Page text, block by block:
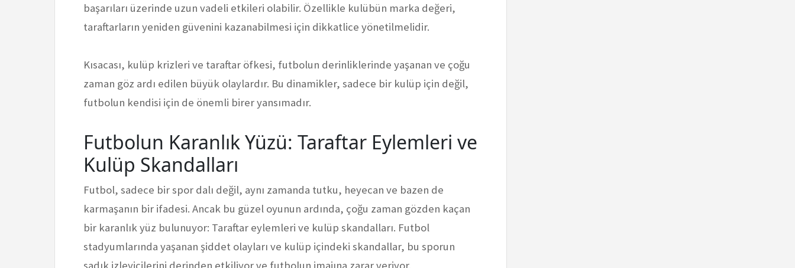
başarıları üzerinde uzun vadeli etkileri olabilir. Özellikle kulübün marka değeri,
taraftarların yeniden güvenini kazanabilmesi için dikkatlice yönetilmelidir.
Kısacası, kulüp krizleri ve taraftar öfkesi, futbolun derinliklerinde yaşanan ve çoğu
zaman göz ardı edilen büyük olaylardır. Bu dinamikler, sadece bir kulüp için değil,
futbolun kendisi için de önemli birer yansımadır.
Futbolun Karanlık Yüzü: Taraftar Eylemleri ve
Kulüp Skandalları
Futbol, sadece bir spor dalı değil, aynı zamanda tutku, heyecan ve bazen de
karmaşanın bir ifadesi. Ancak bu güzel oyunun ardında, çoğu zaman gözden kaçan
bir karanlık yüz bulunuyor: Taraftar eylemleri ve kulüp skandalları. Futbol
stadyumlarında yaşanan şiddet olayları ve kulüp içindeki skandallar, bu sporun
sadık izleyicilerini derinden etkiliyor ve futbolun imajına zarar veriyor.